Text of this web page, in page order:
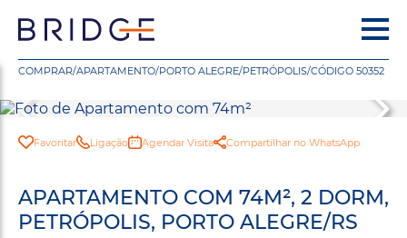
COMPRAR/APARTAMENTO/PORTO ALEGRE/PETRÓPOLIS/CÓDIGO 50352
Favoritar Ligação Agendar Visita Compartilhar no WhatsApp
APARTAMENTO COM 74M², 2 DORM,
PETRÓPOLIS, PORTO ALEGRE/RS